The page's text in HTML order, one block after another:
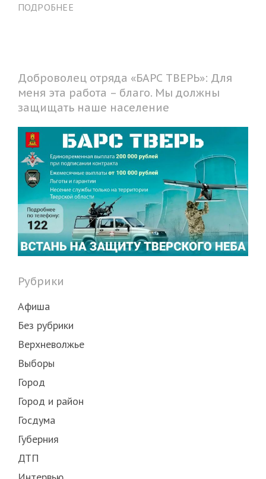
ПОДРОБНЕЕ
Доброволец отряда «БАРС ТВЕРЬ»: Для
меня эта работа – благо. Мы должны
защищать наше население
Рубрики
Афиша
Без рубрики
Верхневолжье
Выборы
Город
Город и район
Госдума
Губерния
ДТП